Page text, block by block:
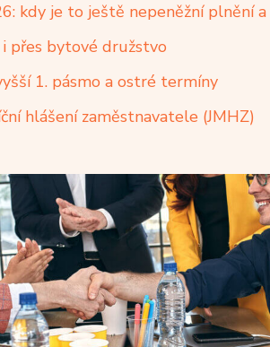
kdy je to ještě nepeněžní plnění
přes bytové družstvo
1. pásmo a ostré termíny
hlášení zaměstnavatele (JMHZ)